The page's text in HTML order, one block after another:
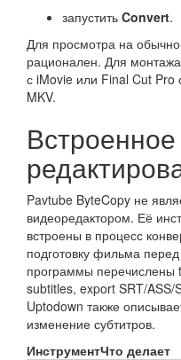
запустить Convert.
Для просмотра на
рационален. Для
с iMovie или Final Cut Pro
MKV.
Встроенное
Pavtube ByteCopy не
видеоредактором. Её
встроены в процесс
подготовку фильма
программы перечислены
subtitles, export SRT/ASS/
Uptodown также
изменение субтитров.
ИнструментЧто делает